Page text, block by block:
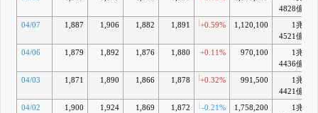
4828億
04/07 1,887 1,906 1,882 1,891 +0.59% 1,120,100
1兆
4521億
04/06 1,879 1,892 1,876 1,880 +0.11% 970,100
1兆
4436億
04/03
1,871 1,890 1,866 1,878 +0.32% 991,500
1兆
4421億
04/02 1,900 1,924 1,869 1,872 -0.21% 1,758,200
1兆